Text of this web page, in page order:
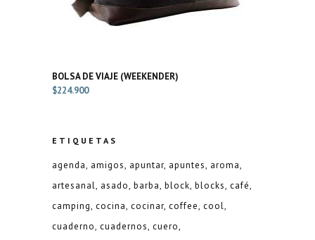
BOLSA DE VIAJE (WEEKENDER)
$224.900
ETIQUETAS
agenda amigos apuntar apuntes aroma
artesanal asado barba block blocks café
camping cocina cocinar coffee cool
cuaderno cuadernos cuero